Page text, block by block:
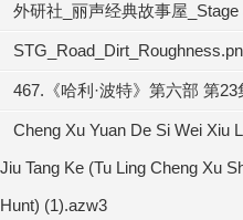
外研社_丽声经典故事屋
467.《哈利·波特》第六部 第
Cheng Xu Yuan De Si Wei Xiu
Jiu Tang Ke (Tu Ling Cheng Xu
Hunt) (1).azw3